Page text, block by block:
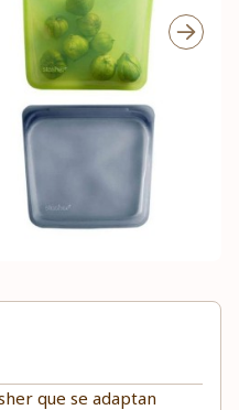
que se adaptan